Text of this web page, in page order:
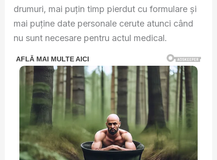
drumuri, mai puțin timp pierdut cu formulare și
mai puține date personale cerute atunci când
nu sunt necesare pentru actul medical.